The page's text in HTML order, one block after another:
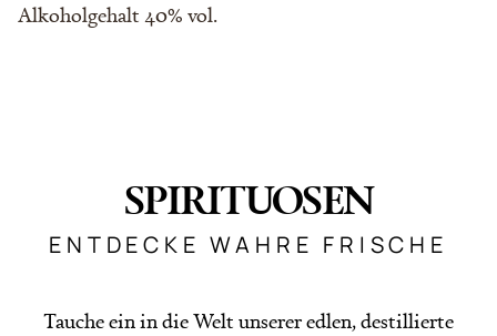
Alkoholgehalt 40% vol.
SPIRITUOSEN
ENTDECKE WAHRE FRISCHE
Tauche ein in die Welt unserer edlen, destillierte